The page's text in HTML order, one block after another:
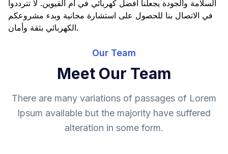
السلامة والجودة يجعلنا افضل كهربائي في ام القيوين. لا تترددوا
في الاتصال بنا للحصول على استشارة مجانية وبدء مشروعكم
الكهربائي بثقة وأمان.
Our Team
Meet Our Team
There are many variations of passages of Lorem
Ipsum available but the majority have suffered
alteration in some form.